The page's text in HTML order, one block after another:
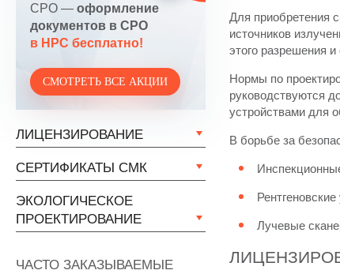
СРО — оформление
документов в СРО
в НРС бесплатно!
СМОТРЕТЬ ВСЕ АКЦИИ
ЛИЦЕНЗИРОВАНИЕ
СЕРТИФИКАТЫ СМК
ЭКОЛОГИЧЕСКОЕ
ПРОЕКТИРОВАНИЕ
ЧАСТО ЗАКАЗЫВАЕМЫЕ
Для приобретения
источников
этого разрешения
Нормы по
руководствуются
устройствами для
В борьбе за
Лучевые